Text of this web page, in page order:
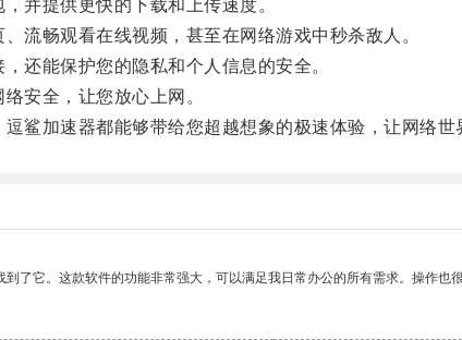
提供更快的下载和上传速度。
畅观看在线视频，甚至在网络游戏中秒杀敌人。
能保护您的隐私和个人信息的安全。
安全，让您放心上网。
加速器都能够带给您超越想象的极速体验，让网络世
了它。这款软件的功能非常强大，可以满足我日常办公的所有需求。操作也